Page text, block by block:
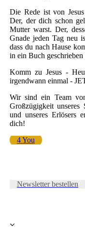
Die Rede ist von
Der, der dich schon
Mutter warst. Der,
Gnade jeden Tag neu
dass du nach Hause
in ein Buch
Komm zu Jesus -
irgendwann einmal -
Wir sind ein Team
Großzügigkeit unseres
und unseres Erlösers
dich!
4 You
Newsletter bestellen